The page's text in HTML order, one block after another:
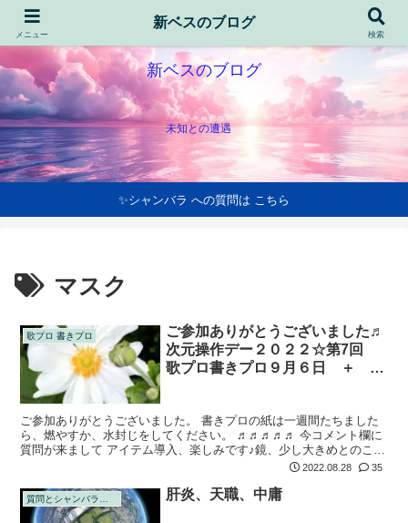
新ベスのブログ
未知との遭遇
✨シャンバラ への質問は こちら
マスク
歌プロ 書きプロ
ご参加ありがとうございました♬
次元操作デー２０２２☆第7回
歌プロ書きプロ９月６日 ＋ 追
ご参加ありがとうございました。 書きプロの紙は一週間たちました
ら、燃やすか、水封じをしてください。 ♬♬♬♬♬ 今コメント欄に
質問が来まして アイテム導入、楽しみです♪鏡、少し大きめとのこと
ですが、洗面台とかドレッサーなどの固定された場所の鏡ではダメで
2022.08.28 35
質問とシャンバラの回答 肝炎、天職、中庸
メニュー
新ベスのブログ
検索